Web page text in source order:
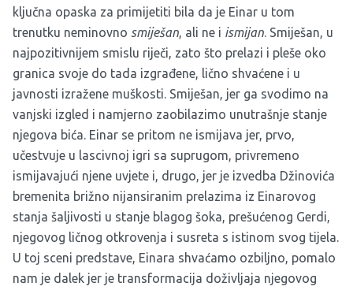
ključna opaska za primijetiti bila da je Einar u tom
trenutku neminovno smiješan, ali ne i ismijan. Smiješan, u
najpozitivnijem smislu riječi, zato što prelazi i pleše oko
granica svoje do tada izgrađene, lično shvaćene i u
javnosti izražene muškosti. Smiješan, jer ga svodimo na
vanjski izgled i namjerno zaobilazimo unutrašnje stanje
njegova bića. Einar se pritom ne ismijava jer, prvo,
učestvuje u lascivnoj igri sa suprugom, privremeno
ismijavajući njene uvjete i, drugo, jer je izvedba Džinovića
bremenita brižno nijansiranim prelazima iz Einarovog
stanja šaljivosti u stanje blagog šoka, prešućenog Gerdi,
njegovog ličnog otkrovenja i susreta s istinom svog tijela.
U toj sceni predstave, Einara shvaćamo ozbiljno, pomalo
nam je dalek jer je transformacija doživljaja njegovog